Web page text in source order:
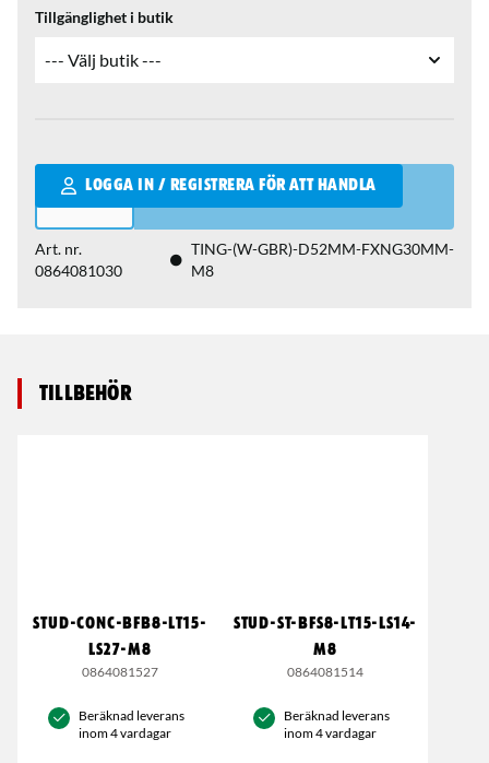
Tillgänglighet i butik
LOGGA IN / REGISTRERA FÖR ATT HANDLA
Qantity
Art. nr.
0864081030
TING-(W-GBR)-D52MM-FXNG30MM-
M8
Tillbehör
STUD-CONC-BFB8-LT15-
LS27-M8
0864081527
Beräknad leverans
inom 4 vardagar
STUD-ST-BFS8-LT15-LS14-
M8
0864081514
Beräknad leverans
inom 4 vardagar